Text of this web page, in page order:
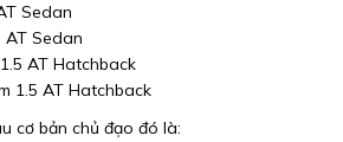
Sedan
Sedan
AT Hatchback
1.5 AT Hatchback
cơ bản chủ đạo đó là: